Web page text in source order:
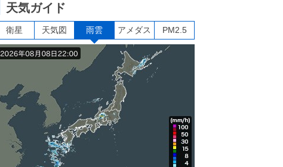
天気ガイド
衛星 天気図 雨雲 アメダス PM2.5